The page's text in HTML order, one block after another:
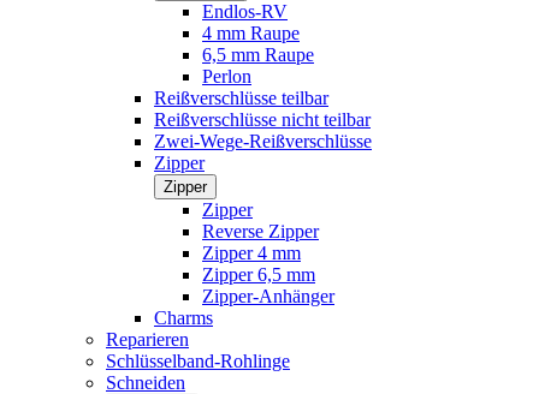
Endlos-RV
4 mm Raupe
6,5 mm Raupe
Perlon
Reißverschlüsse teilbar
Reißverschlüsse nicht teilbar
Zwei-Wege-Reißverschlüsse
Zipper
Zipper
Zipper
Reverse Zipper
Zipper 4 mm
Zipper 6,5 mm
Zipper-Anhänger
Charms
Reparieren
Schlüsselband-Rohlinge
Schneiden